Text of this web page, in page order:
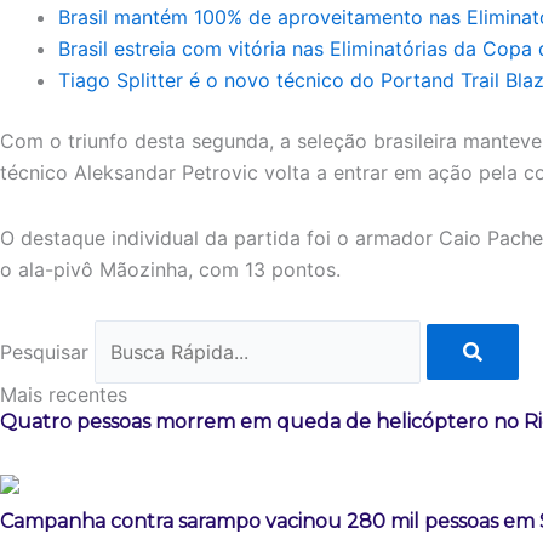
Brasil mantém 100% de aproveitamento nas
Brasil estreia com vitória nas Eliminatórias da Copa
Tiago Splitter é o novo técnico do Portand Trail
Com o triunfo desta segunda, a seleção brasileira
técnico Aleksandar Petrovic volta a entrar em ação pela
O destaque individual da partida foi o armador Caio
o ala-pivô Mãozinha, com 13 pontos.
Pesquisar
Mais recentes
Quatro pessoas morrem em queda de helicóptero no
Campanha contra sarampo vacinou 280 mil pessoas em